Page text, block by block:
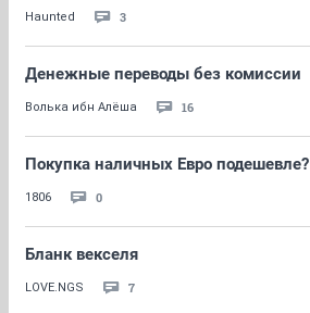
Haunted 3
Денежные переводы без комиссии
Волька ибн Алёша 16
Покупка наличных Евро подешевле?
1806 0
Бланк векселя
LOVE.NGS 7